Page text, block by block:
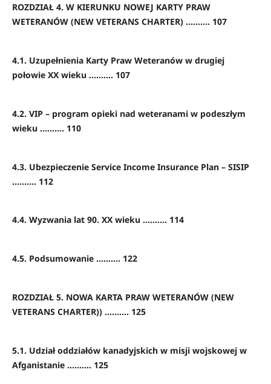
ROZDZIAŁ 4. W KIERUNKU NOWEJ KARTY PRAW
WETERANÓW (NEW VETERANS CHARTER) .......... 107
4.1. Uzupełnienia Karty Praw Weteranów w drugiej
połowie XX wieku .......... 107
4.2. VIP – program opieki nad weteranami w podeszłym
wieku .......... 110
4.3. Ubezpieczenie Service Income Insurance Plan – SISIP
.......... 112
4.4. Wyzwania lat 90. XX wieku .......... 114
4.5. Podsumowanie .......... 122
ROZDZIAŁ 5. NOWA KARTA PRAW WETERANÓW (NEW
VETERANS CHARTER)) .......... 125
5.1. Udział oddziałów kanadyjskich w misji wojskowej w
Afganistanie .......... 125